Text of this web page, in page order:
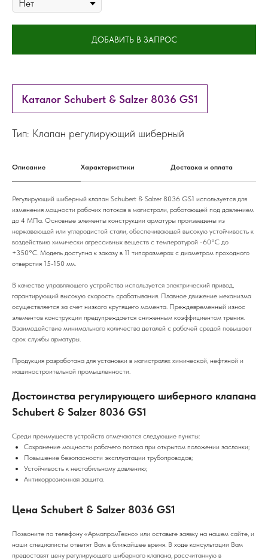
ДОБАВИТЬ В ЗАПРОС
Каталог Schubert & Salzer 8036 GS1
Тип: Клапан регулирующий шиберный
Описание Xарактеристики Доставка и оплата
Регулирующий шиберный клапан Schubert & Salzer 8036 GS1 используется для
изменения мощности рабочих потоков в магистрали, работающей под давлением
до 4 МПа. Основные элементы конструкции арматуры произведены из
нержавеющей или углеродистой стали, обеспечивающей высокую устойчивость к
воздействию химически агрессивных веществ с температурой -60°C до
+350°C. Модель доступна к заказу в 11 типоразмерах с диаметром проходного
отверстия 15-150 мм.
В качестве управляющего устройства используется электрический привод,
гарантирующий высокую скорость срабатывания. Плавное движение механизма
осуществляется за счет низкого крутящего момента. Преждевременный износ
элементов конструкции предупреждается сниженным коэффициентом трения.
Взаимодействие минимального количества деталей с рабочей средой повышает
срок службы арматуры.
Продукция разработана для установки в магистралях химической, нефтяной и
машиностроительной промышленности.
Достоинства регулирующего шиберного клапана
Schubert & Salzer 8036 GS1
Среди преимуществ устройств отмечаются следующие пункты:
Сохранение мощности рабочего потока при открытом положении заслонки;
Повышение безопасности эксплуатации трубопроводов;
Устойчивость к нестабильному давлению;
Антикоррозионная защита.
Цена Schubert & Salzer 8036 GS1
Позвоните по телефону «АрмапромТехно» или оставьте заявку на нашем сайте, и
наши специалисты ответят Вам в ближайшее время. В ходе консультации Вам
предоставят цену регулирующего шиберного клапана, рассчитанную в